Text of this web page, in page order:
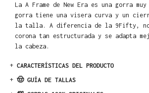
La A Frame de New Era es una gorra
gorra tiene una visera curva y un
la talla. A diferencia de la 9Fifty,
corona tan estructurada y se adapta
la cabeza.
+ CARACTERÍSTICAS DEL PRODUCTO
+ 🤠 GUÍA DE TALLAS